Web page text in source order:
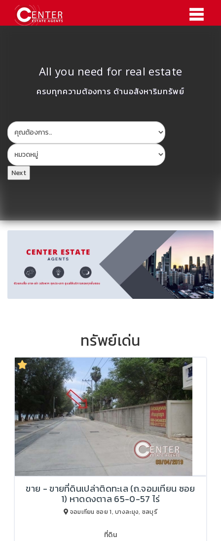
All you need for real estate
ครบทุกความต้องการ ด้านอสังหาริมทรัพย์
Next
ทรัพย์เด่น
ขาย - ขายที่ดินเปล่าติดทะเล (ถ.จอมเทียน ซอย
1) หาดดงตาล 65-0-57 ไร่
จอมเทียน ซอย 1, บางละมุง, ชลบุรี
ที่ดิน